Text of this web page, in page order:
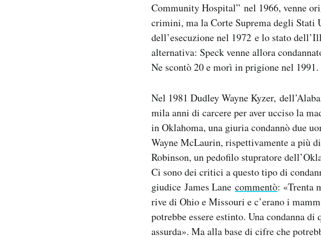
Community Hospital” nel 1966, venne
crimini, ma la Corte Suprema degli
dell’esecuzione nel 1972 e lo stato
alternativa: Speck venne allora
Ne scontò 20 e morì in prigione nel 1991.
Nel 1981 Dudley Wayne Kyzer,
mila anni di carcere per aver ucciso la
in Oklahoma, una giuria condannò due
Wayne McLaurin, rispettivamente a più
Robinson, un pedofilo stupratore
Ci sono dei critici a questo tipo di
giudice James Lane commentò: «Trenta
rive di Ohio e Missouri e c’erano i
potrebbe essere estinto. Una condanna
assurda». Ma alla base di cifre che